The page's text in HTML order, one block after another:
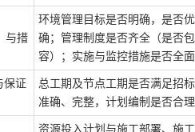
与措
环境管理目标是否明确，是否
确；管理制度是否齐全（是否
容）；实施与监控措施是否全
保证
总工期及节点工期是否满足招
准确、完整，计划编制是否合
资源投入计划与施工部署、施